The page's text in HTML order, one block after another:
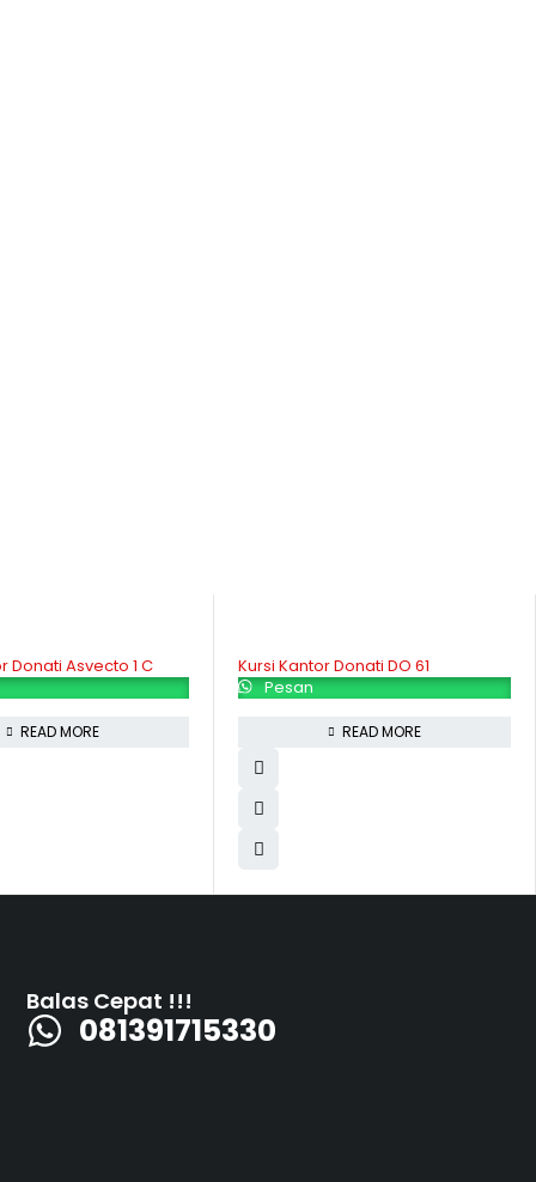
Donati Asvecto 1 C
READ MORE
Kursi Kantor Donati DO 61
Pesan
READ MORE
Balas Cepat !!!
081391715330